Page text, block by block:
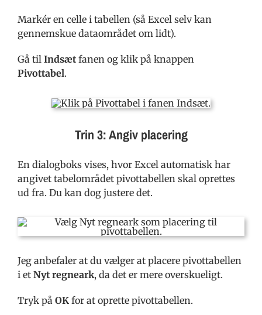
Markér en celle i tabellen (så Excel selv kan
gennemskue dataområdet om lidt).
Gå til Indsætfanen og klik på knappen
Pivottabel.
Trin 3: Angiv placering
En dialogboks vises, hvor Excel automatisk har
angivet tabelområdet pivottabellen skal oprettes
ud fra. Du kan dog justere det.
Jeg anbefaler at du vælger at placere pivottabellen
i et Nyt regneark, da det er mere overskueligt.
Tryk på OKfor at oprette pivottabellen.